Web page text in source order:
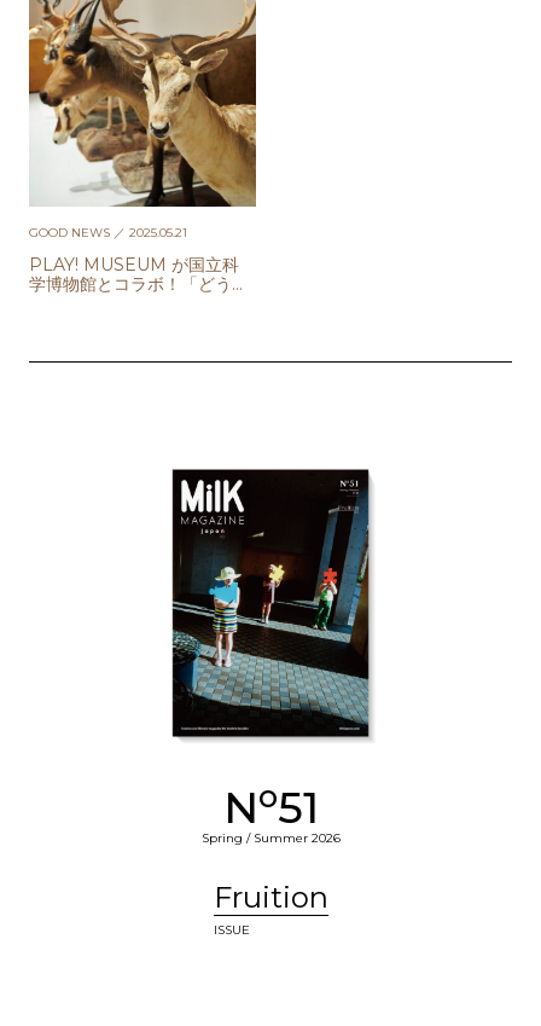
GOOD NEWS ／ 2025.05.21
PLAY! MUSEUM が国⽴科
学博物館とコラボ！「どうぶ
No51
Spring / Summer 2026
Fruition
ISSUE